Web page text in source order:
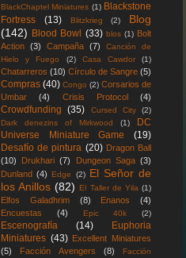
BlackChaptel Miniatures (1) Blackstone
Fortress
(13) Blitzkrieg (2)
Blog
(142) Blood Bowl (33) blos (1) Bolt
Action (3) Campaña (7)
Canción de
Hielo y Fuego
(2) Casa Cawdor (1)
Chatarreros (10) Círculo de Sangre (5)
Compras (40) Congo (2) Corsarios de
Umbar
(4) Crisis Protocol (4)
Crowdfunding (35) Cursed City
(2)
Dark denezins of Mirkwood
(1)
DC
Universe Miniature Game
(19)
Desafío de pintura (20) Dragon Ball
(10)
Drukhari (7) Dungeon Saga (3)
Dunland (4) Edge (2) El Señor de
los Anillos (82) El Taller de Yila (1)
Elfos Galadhrim (8) Enanos
(4)
Encuestas
(4) Epic 40k (2)
Escenografía (14)
Euphoria
Miniatures (43) Excellent Miniatures
(5)
Facción Avengers (8)
Facción